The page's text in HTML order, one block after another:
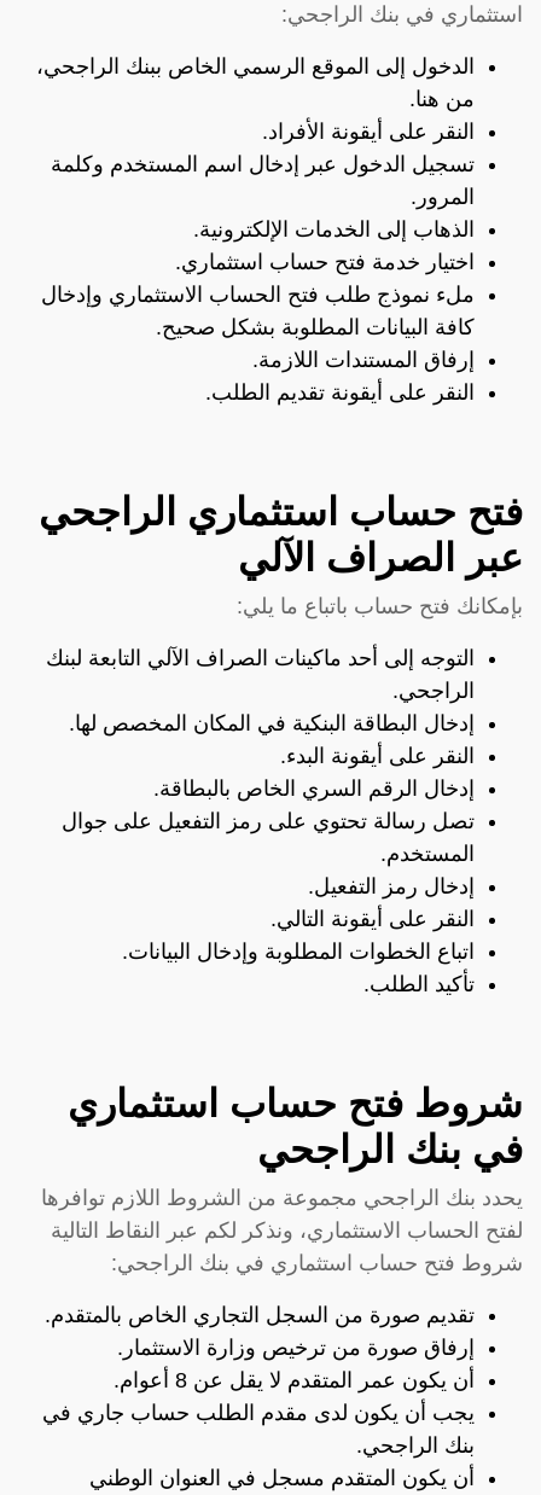
استثماري في بنك الراجحي:
الدخول إلى الموقع الرسمي الخاص ببنك الراجحي،
من هنا.
النقر على أيقونة الأفراد.
تسجيل الدخول عبر إدخال اسم المستخدم وكلمة
المرور.
الذهاب إلى الخدمات الإلكترونية.
اختيار خدمة فتح حساب استثماري.
ملء نموذج طلب فتح الحساب الاستثماري وإدخال
كافة البيانات المطلوبة بشكل صحيح.
إرفاق المستندات اللازمة.
النقر على أيقونة تقديم الطلب.
فتح حساب استثماري الراجحي
عبر الصراف الآلي
بإمكانك فتح حساب باتباع ما يلي:
التوجه إلى أحد ماكينات الصراف الآلي التابعة لبنك
الراجحي.
إدخال البطاقة البنكية في المكان المخصص لها.
النقر على أيقونة البدء.
إدخال الرقم السري الخاص بالبطاقة.
تصل رسالة تحتوي على رمز التفعيل على جوال
المستخدم.
إدخال رمز التفعيل.
النقر على أيقونة التالي.
اتباع الخطوات المطلوبة وإدخال البيانات.
تأكيد الطلب.
شروط فتح حساب استثماري
في بنك الراجحي
يحدد بنك الراجحي مجموعة من الشروط اللازم توافرها
لفتح الحساب الاستثماري، ونذكر لكم عبر النقاط التالية
شروط فتح حساب استثماري في بنك الراجحي:
تقديم صورة من السجل التجاري الخاص بالمتقدم.
إرفاق صورة من ترخيص وزارة الاستثمار.
أن يكون عمر المتقدم لا يقل عن 8 أعوام.
يجب أن يكون لدى مقدم الطلب حساب جاري في
بنك الراجحي.
أن يكون المتقدم مسجل في العنوان الوطني